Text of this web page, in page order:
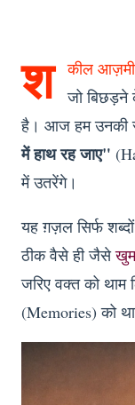
श
कील आज़मी
जो बिछड़ने
है। आज हम
में हाथ रह जाए"
में उतरेंगे।
यह ग़ज़ल सिर्फ
ठीक वैसे ही जैसे
जरिए वक्त को थाम
(Memories) को